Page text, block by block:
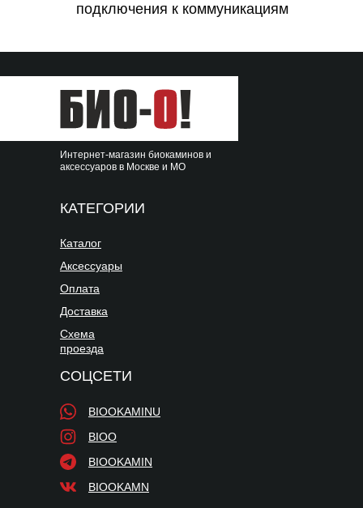
подключения к коммуникациям
КАТЕГОРИИ
Аксессуары
Каталог
Оплата
Доставка
Схема
проезда
СОЦСЕТИ
BIOO
BIOOKAMINU
Интернет-магазин биокаминов и
аксессуаров в Москве и МО
BIOOKAMIN
BIOOKAMN